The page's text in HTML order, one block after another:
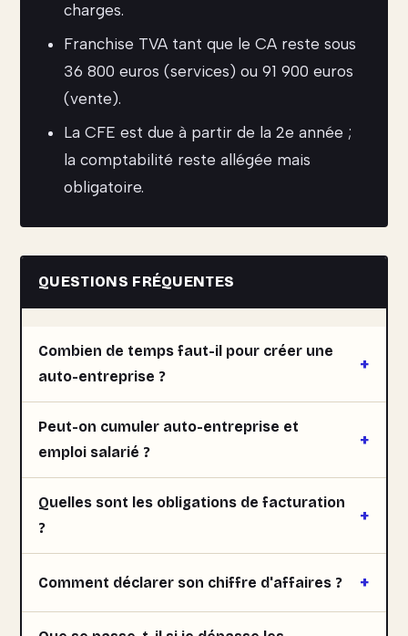
charges.
Franchise TVA tant que le CA reste sous
36 800 euros (services) ou 91 900 euros
(vente).
La CFE est due à partir de la 2e année ;
la comptabilité reste allégée mais
obligatoire.
QUESTIONS FRÉQUENTES
Combien de temps faut-il pour créer une
auto-entreprise ?
Peut-on cumuler auto-entreprise et
emploi salarié ?
Quelles sont les obligations de facturation
?
Comment déclarer son chiffre d'affaires ?